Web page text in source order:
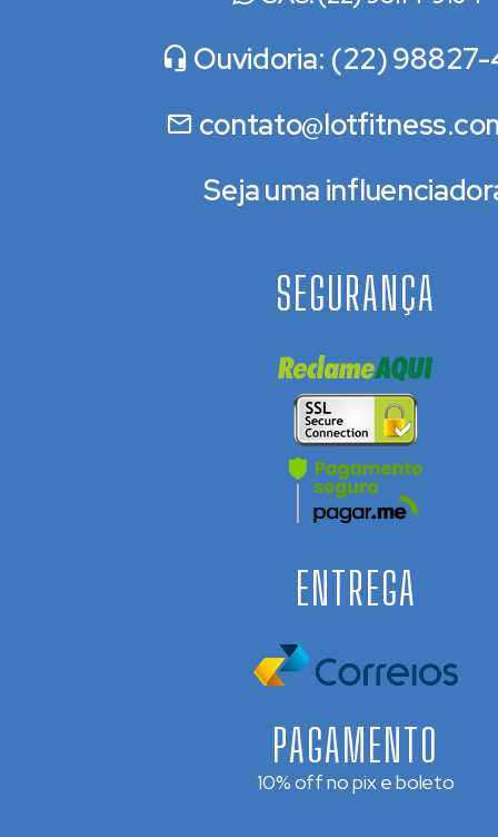
Ouvidoria: (22) 98827-
Seja uma
PAGAMENTO
10% off no pix e boleto
ENTREGA
SEGURANÇA